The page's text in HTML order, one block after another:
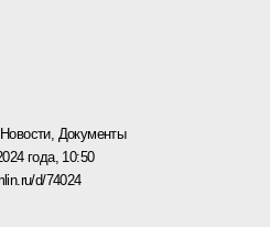
Новости, Документы
года, 10:50
d/74024